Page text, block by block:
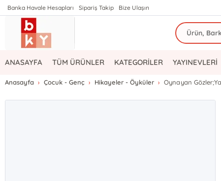
Banka Havale Hesapları Sipariş Takip Bize Ulaşın
ANASAYFA TÜM ÜRÜNLER KATEGORİLER YAYINEVLERİ
Anasayfa Çocuk - Genç Hikayeler - Öyküler Oynayan